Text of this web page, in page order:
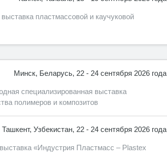
пластмассовой и каучуковой
Минск, Беларусь, 22 - 24 сентября 2026 года
специализированная выставка
полимеров и композитов
Ташкент, Узбекистан, 22 - 24 сентября 2026 года
«Индустрия Пластмасс – Plastex